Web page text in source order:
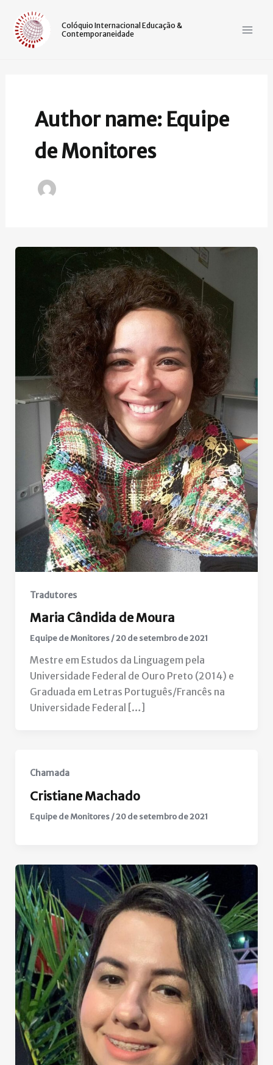
para
Colóquio Internacional Educação &
Contemporaneidade
Author name: Equipe
de Monitores
Tradutores
Maria Cândida de Moura
Equipe de Monitores/20 de setembro de 2021
Mestre em Estudos da Linguagem pela
Universidade Federal de Ouro Preto (2014) e
Graduada em Letras Português/Francês na
Universidade Federal […]
Chamada
Cristiane Machado
Equipe de Monitores/20 de setembro de 2021